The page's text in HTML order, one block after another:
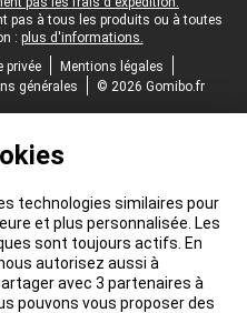
pas à tous les produits ou à toutes
: plus d'informations.
privée
Mentions légales
générales © 2026 Gomibo.fr
technologies similaires pour
et plus personnalisée. Les
sont toujours actifs. En
autorisez aussi à
avec 3 partenaires à
pouvons vous proposer des